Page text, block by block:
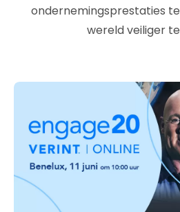
ondernemingsprestaties
wereld veiliger